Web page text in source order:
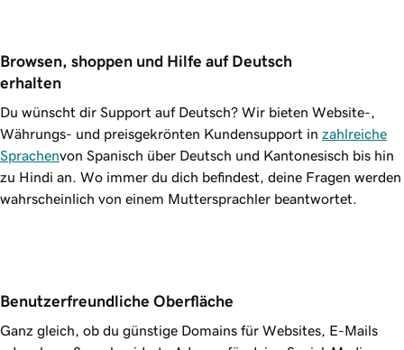
Browsen, shoppen und Hilfe auf Deutsch
erhalten
Du wünscht dir Support auf Deutsch? Wir bieten Website-,
Währungs- und preisgekrönten Kundensupport in zahlreiche
Sprachenvon Spanisch über Deutsch und Kantonesisch bis hin
zu Hindi an. Wo immer du dich befindest, deine Fragen werden
wahrscheinlich von einem Muttersprachler beantwortet.
Benutzerfreundliche Oberfläche
Ganz gleich, ob du günstige Domains für Websites, E-Mails